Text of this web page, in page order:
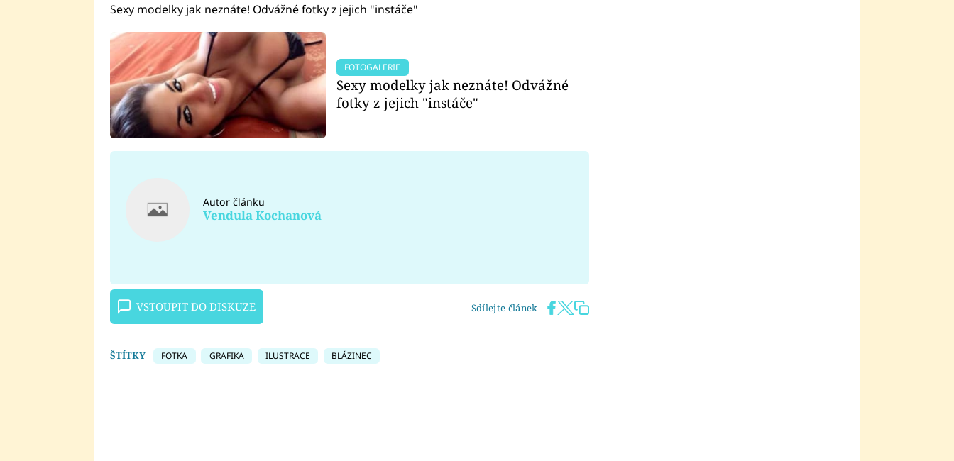
Sexy modelky jak neznáte! Odvážné fotky z jejich "instáče"
FOTOGALERIE
Sexy modelky jak neznáte! Odvážné
fotky z jejich "instáče"
Autor článku
Vendula Kochanová
VSTOUPIT DO DISKUZE Sdílejte článek
ŠTÍTKY FOTKA GRAFIKA ILUSTRACE BLÁZINEC